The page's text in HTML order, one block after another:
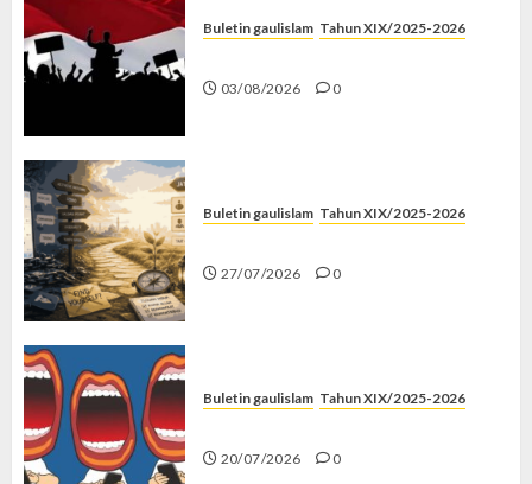
Buletin gaulislam Tahun XIX/2025-2026
03/08/2026 0
Buletin gaulislam Tahun XIX/2025-2026
27/07/2026 0
Buletin gaulislam Tahun XIX/2025-2026
20/07/2026 0